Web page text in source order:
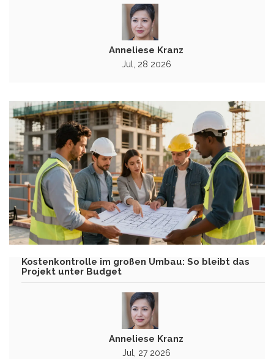
Anneliese Kranz
Jul, 28 2026
Kostenkontrolle im großen Umbau: So bleibt das
Projekt unter Budget
Anneliese Kranz
Jul, 27 2026